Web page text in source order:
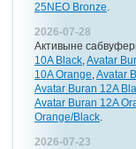
25NEO Bronze.
2026-07-28
Активыне
10A Black,Avatar
10A Orange,Avatar
Avatar Buran 12A
Avatar Buran 12A
Orange/Black.
2026-07-23